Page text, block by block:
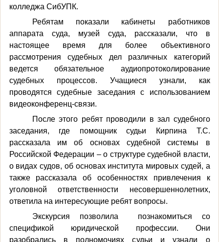
колледжа СибУПК.
Ребятам показали кабинеты работников
аппарата суда, музей суда, рассказали, что в
настоящее время для более объективного
рассмотрения судебных дел различных категорий
ведется обязательное аудиопротоколирование
судебных процессов. Учащиеся узнали, как
проводятся судебные заседания с использованием
видеоконференц-связи.
После этого ребят проводили в зал судебного
заседания, где помощник судьи Кирпина Т.С.
рассказала им об основах судебной системы в
Российской Федерации – о структуре судебной власти,
о видах судов, об основах института мировых судей, а
также рассказала об особенностях привлечения к
уголовной ответственности несовершеннолетних,
ответила на интересующие ребят вопросы.
Экскурсия позволила
познакомиться со
спецификой юридической профессии. Они
разобрались в полномочиях судьи и узнали о